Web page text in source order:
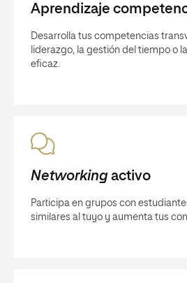
Aprendizaje
Desarrolla tus competencias
liderazgo, la gestión del tiempo o
eficaz.
Networkingactivo
Participa en grupos con
similares al tuyo y aumenta tus